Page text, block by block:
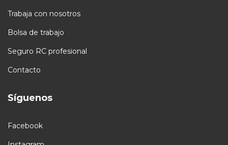
Trabaja con nosotros
Bolsa de trabajo
Seguro RC profesional
Contacto
Síguenos
Facebook